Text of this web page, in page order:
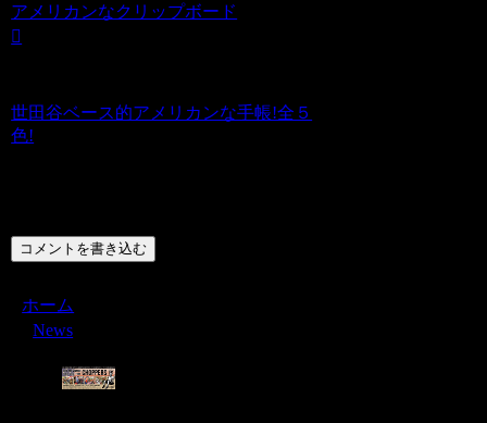
アメリカンなクリップボード
世田谷ベース的アメリカンな手帳!全５
色!
コメントを書き込む
ホーム
News